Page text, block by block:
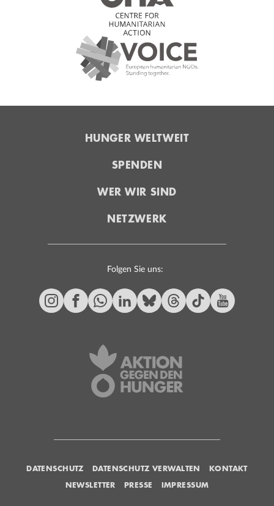
HUNGER WELTWEIT
SPENDEN
WER WIR SIND
NETZWERK
Folgen Sie uns:
DATENSCHUTZ DATENSCHUTZ VERWALTEN
KONTAKT
NEWSLETTER
PRESSE IMPRESSUM